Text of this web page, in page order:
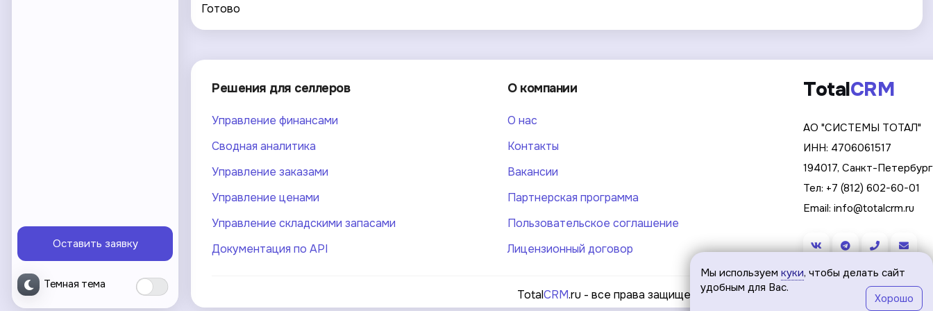
Оставить заявку
Темная тема
Готово
Решения для селлеров
Управление финансами
Сводная аналитика
Управление заказами
Управление ценами
Управление складскими запасами
Документация по API
О компании
О нас
Контакты
Вакансии
Партнерская программа
Пользовательское соглашение
Лицензионный договор
TotalCRM
АО "СИСТЕМЫ ТОТАЛ"
ИНН: 4706061517
194017, Санкт-
Тел: +7 (812) 602-60-01
Email: info@totalcrm.ru
TotalCRM.ru - все права защищены 2019-2026 ©
Мы используем куки, чтобы делать сайт
удобным для Вас.
Хорошо